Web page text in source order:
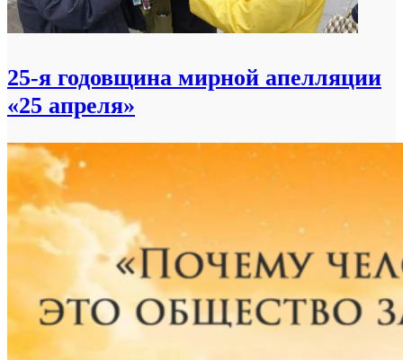
25-я годовщина мирной апелляции
«25 апреля»